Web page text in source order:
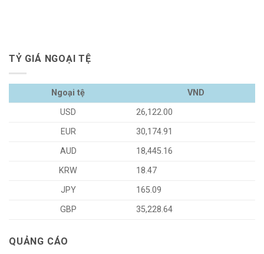
TỶ GIÁ NGOẠI TỆ
Ngoại tệ
VND
USD
26,122.00
EUR
30,174.91
AUD
18,445.16
KRW
18.47
JPY
165.09
GBP
35,228.64
QUẢNG CÁO